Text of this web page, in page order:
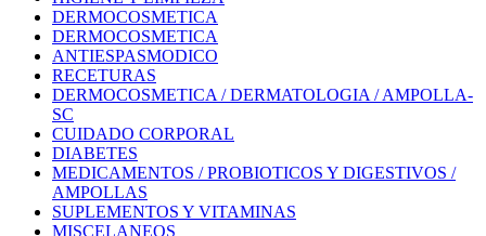
DERMOCOSMETICA
DERMOCOSMETICA
ANTIESPASMODICO
RECETURAS
DERMOCOSMETICA / DERMATOLOGIA / AMPOLLA-
SC
CUIDADO CORPORAL
DIABETES
MEDICAMENTOS / PROBIOTICOS Y DIGESTIVOS /
AMPOLLAS
SUPLEMENTOS Y VITAMINAS
MISCELANEOS